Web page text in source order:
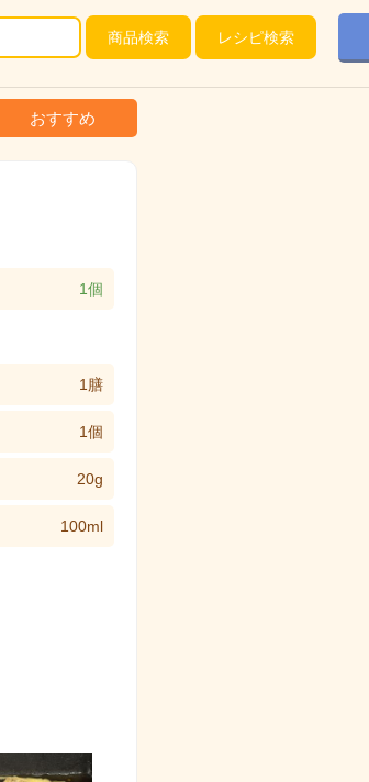
商品検索 レシピ検索
おすすめ
1個
1膳
1個
20g
100ml